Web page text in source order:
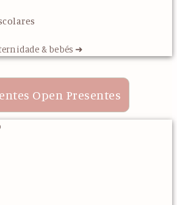
& bebés ➜
Open Presentes